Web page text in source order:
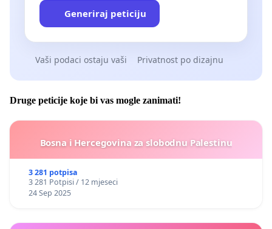
Generiraj peticiju
Vaši podaci ostaju vaši Privatnost po dizajnu
Druge peticije koje bi vas mogle zanimati!
Bosna i Hercegovina za slobodnu Palestinu
3 281 potpisa
3 281 Potpisi / 12 mjeseci
24 Sep 2025